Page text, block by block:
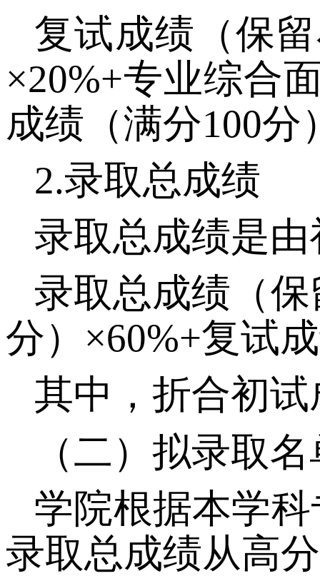
复试成绩 （保
×20%+专业综合
成绩 （满分100分
2.录取总成绩
录取总成绩是
录取总成绩 （保
分） ×60%+复试
其中 ， 折合初试
（二） 拟录取
学院根据本学
录取总成绩从高